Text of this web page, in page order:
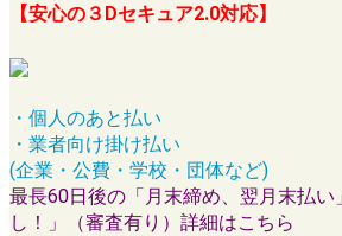
【安心の３Dセキュア2.0対応】
・個人のあと払い
・業者向け掛け払い
(企業・公費・学校・団体など)
最長60日後の「月末締め、翌月末払
し！」（審査有り）詳細はこちら